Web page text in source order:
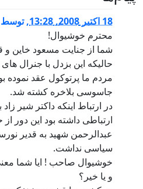
18 اكتبر 2008, 13:28 ,توسط
محترم خوشیوال!
شما از جنایت مسعود خاین و
حالیکه این بزدل با جنرال
مردم ما پرتوکول عقد نموده
جاسوسی بلاخره کشته شد.
در ارتباط اینکه داکتر شیر
ارتباطی داشته بود این دور
عبدالرحمن شهید به قدیر
سیاسی نداشت.
خوشیوال صاحب ! ایا شما
و یا خیر؟